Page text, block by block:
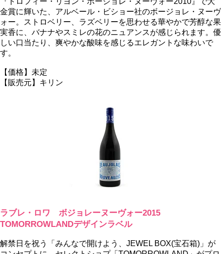
金賞に輝いた、アルベール・ビショー社のボージョレ・ヌーヴ
ォー。ストロベリー、ラズベリーを思わせる華やかで芳醇な果
実香に、バナナやスミレの花のニュアンスが感じられます。優
しい口当たり、爽やかな酸味を感じるエレガントな味わいで
す。
【価格】未定
【販売元】キリン
ラブレ・ロワ ボジョレーヌーヴォー2015
TOMORROWLANDデザインラベル
解禁日を祝う「みんなで開けよう、JEWEL BOX(宝石箱)」が